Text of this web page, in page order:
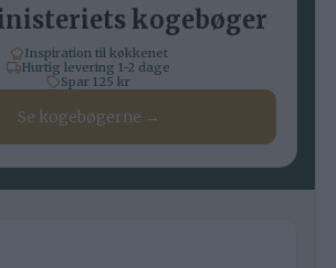
kogebøger
Inspiration til køkkenet
Hurtig levering 1-2 dage
Spar 125 kr
Se kogebøgerne →